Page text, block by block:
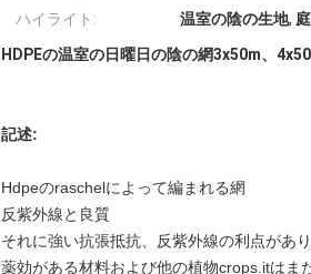
ハイライト: 温室の陰の生地,
HDPEの温室の日曜日の陰の網3x50m、
記述:
Hdpeのraschelによって編まれる網
反紫外線と良質
それに強い抗張抵抗、反紫外線の利点があ
薬効がある材料および他の植物crops.itはま